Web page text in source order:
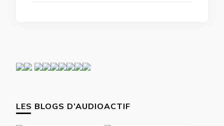
LES BLOGS D’AUDIOACTIF